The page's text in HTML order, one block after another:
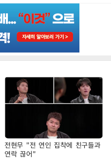
전현무 "전 연인 집착에 친구들과
연락 끊어"